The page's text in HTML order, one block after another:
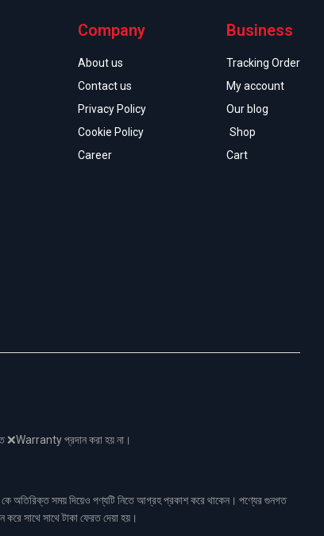
Company
About us
Contact us
Privacy Policy
Cookie Policy
Career
Business
Tracking Order
My account
Our blog
Shop
Cart
❌Warranty প্রদান করা হয় না।
সময় দিয়েও পণ্যটি নিতে আগ্রহ প্রকাশ করে থাকেন। পণ্যের গুনগত
সাথে সাথে টাকা ফেরত দেয়া হয়।